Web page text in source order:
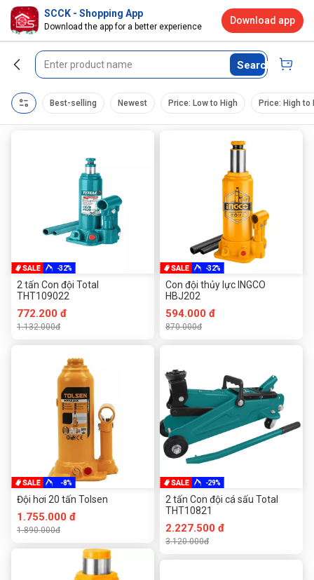
Search
Best-selling Newest Price: Low to High Price: High to
-32%
2 tấn Con đội Total
THT109022
772.200 đ
1.132.000đ
-8%
Đội hơi 20 tấn Tolsen
1.755.000 đ
1.890.000đ
-32%
Con đội thủy lực INGCO
HBJ202
594.000 đ
870.000đ
-29%
2 tấn Con đội cá sấu Total
THT10821
2.227.500 đ
3.120.000đ
SCCK - Shopping App
Download the app for a better experience
Download app